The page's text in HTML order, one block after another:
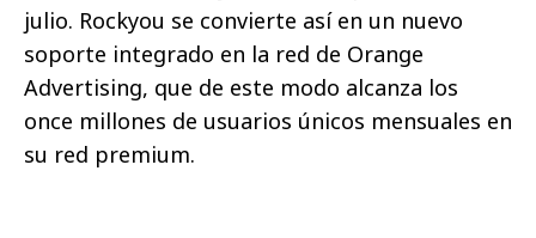
julio. Rockyou se convierte así en un nuevo
soporte integrado en la red de Orange
Advertising, que de este modo alcanza los
once millones de usuarios únicos mensuales en
su red premium.